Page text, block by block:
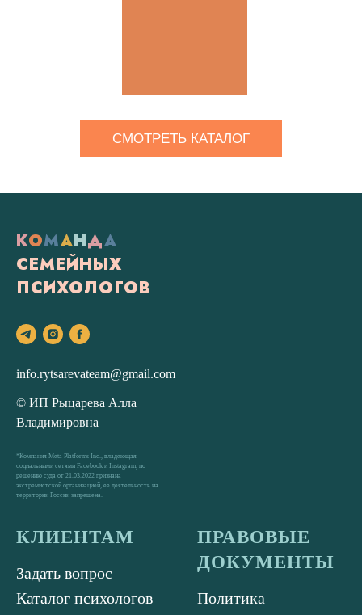
СМОТРЕТЬ КАТАЛОГ
КОМАНДА
СЕМЕЙНЫХ
ПСИХОЛОГОВ
info.rytsarevateam@gmail.com
© ИП Рыцарева Алла
Владимировна
*Компания Meta Platforms Inc., владеющая
социальными сетями Facebook и Instagram, по
решению суда от 21.03.2022 признана
экстремистской организацией, ее деятельность на
территории России запрещена.
КЛИЕНТАМ
Задать вопрос
Каталог психологов
ПРАВОВЫЕ
ДОКУМЕНТЫ
Политика